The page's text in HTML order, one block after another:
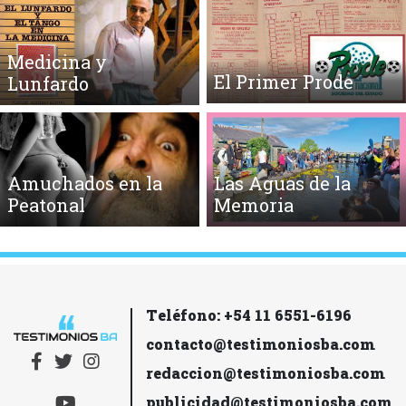
Medicina y
Lunfardo
El Primer Prode
Amuchados en la
Peatonal
Las Aguas de la
Memoria
Teléfono: +54 11 6551-6196
contacto@testimoniosba.com
redaccion@testimoniosba.com
publicidad@testimoniosba.com